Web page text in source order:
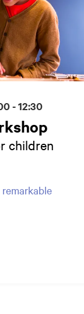
children
- 12:30